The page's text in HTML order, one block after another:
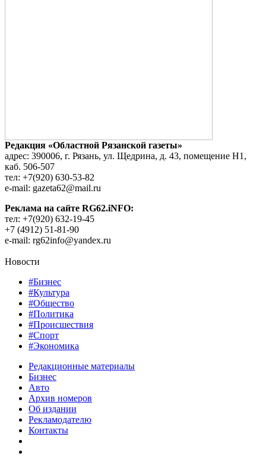
Редакция «Областной Рязанской газеты»
адрес: 390006, г. Рязань, ул. Щедрина, д. 43, помещение Н1,
каб. 506-507
тел: +7(920) 630-53-82
e-mail: gazeta62@mail.ru
Реклама на сайте RG62.iNFO:
тел: +7(920) 632-19-45
+7 (4912) 51-81-90
e-mail: rg62info@yandex.ru
Новости
#Бизнес
#Культура
#Общество
#Политика
#Происшествия
#Спорт
#Экономика
Редакционные материалы
Бизнес
Авто
Архив номеров
Об издании
Рекламодателю
Контакты